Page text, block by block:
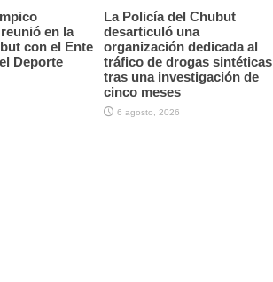
en la
con el Ente
Deporte
La Policía del Chubut
desarticuló una
organización dedicada al
tráfico de drogas sintéticas
tras una investigación de
cinco meses
6 agosto, 2026